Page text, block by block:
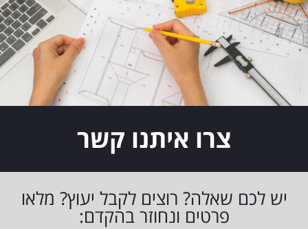
צרו איתנו קשר
יש לכם שאלה? רוצים לקבל יעוץ? מלאו
פרטים ונחוזר בהקדם: